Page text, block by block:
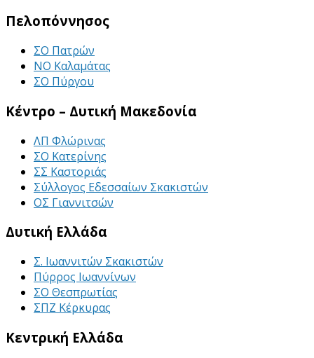
Πελοπόννησος
ΣΟ Πατρών
ΝΟ Καλαμάτας
ΣΟ Πύργου
Κέντρο – Δυτική Μακεδονία
ΛΠ Φλώρινας
ΣΟ Κατερίνης
ΣΣ Καστοριάς
Σύλλογος Εδεσσαίων Σκακιστών
ΟΣ Γιαννιτσών
Δυτική Ελλάδα
Σ. Ιωαννιτών Σκακιστών
Πύρρος Ιωαννίνων
ΣΟ Θεσπρωτίας
ΣΠΖ Κέρκυρας
Κεντρική Ελλάδα